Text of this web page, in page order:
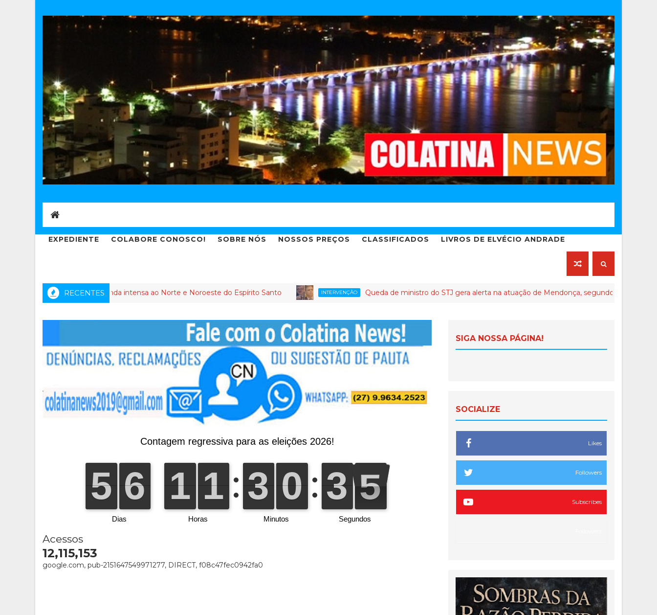
EXPEDIENTE COLABORE CONOSCO! SOBRE NÓS NOSSOS PREÇOS CLASSIFICADOS LIVROS DE ELVÉCIO ANDRADE
RECENTES
dos Anjos leva agenda intensa ao Norte e Noroeste do Espírito Santo INTERVENÇÃO Queda de ministro do STJ gera alerta na atuação de Mendonça, segundo seus críticos
Acessos
12,115,153
google.com, pub-2151647549971277, DIRECT, f08c47fec0942fa0
SIGA NOSSA PÁGINA!
SOCIALIZE
Likes
Followers
Subscribes